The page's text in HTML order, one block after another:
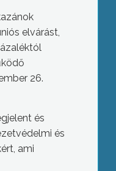
elvárást,
26.
és
és
ami